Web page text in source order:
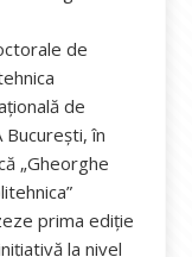
de
de
București, în
„Gheorghe
prima ediție
la nivel